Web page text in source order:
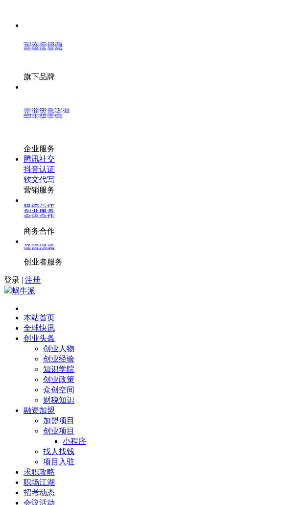
蜗牛派博客
创业加盟网
推呗营销网
新媒体导航
简单搜索网
旗下品牌
企业服务入驻
蜗牛精英会
蜗牛派会员
企业服务
腾讯社交
抖音认证
软文代写
营销服务
媒体合作
创业服务
会议合作
商务合作
寻求报道
项目招商
创业者服务
登录 | 注册
蜗牛派
本站首页
全球快讯
创业头条
创业人物
创业经验
知识学院
创业政策
众创空间
财税知识
融资加盟
加盟项目
创业项目
小程序
找人找钱
项目入驻
求职攻略
职场江湖
招考动态
会议活动